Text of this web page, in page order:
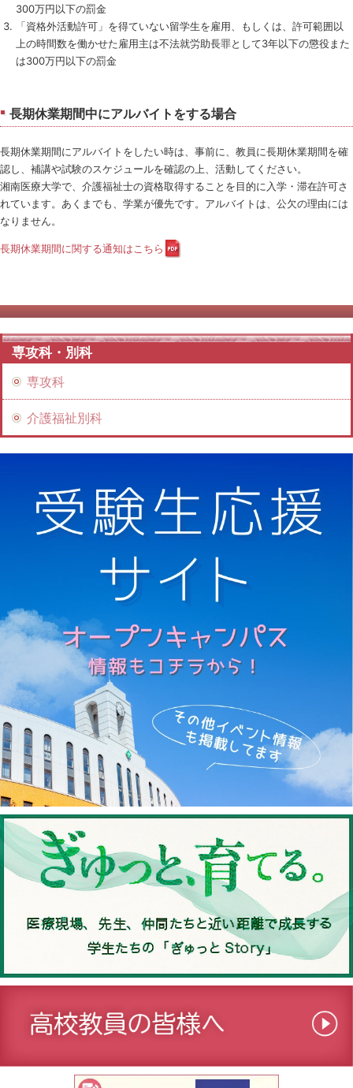
300万円以下の罰金
「資格外活動許可」を得ていない留学生を雇用、もしくは、許可範囲以
上の時間数を働かせた雇用主は不法就労助長罪として3年以下の懲役また
は300万円以下の罰金
長期休業期間中にアルバイトをする場合
長期休業期間にアルバイトをしたい時は、事前に、教員に長期休業期間を確
認し、補講や試験のスケジュールを確認の上、活動してください。
湘南医療大学で、介護福祉士の資格取得することを目的に入学・滞在許可さ
れています。あくまでも、学業が優先です。アルバイトは、公欠の理由には
なりません。
長期休業期間に関する通知はこちら
専攻科・別科
専攻科
介護福祉別科